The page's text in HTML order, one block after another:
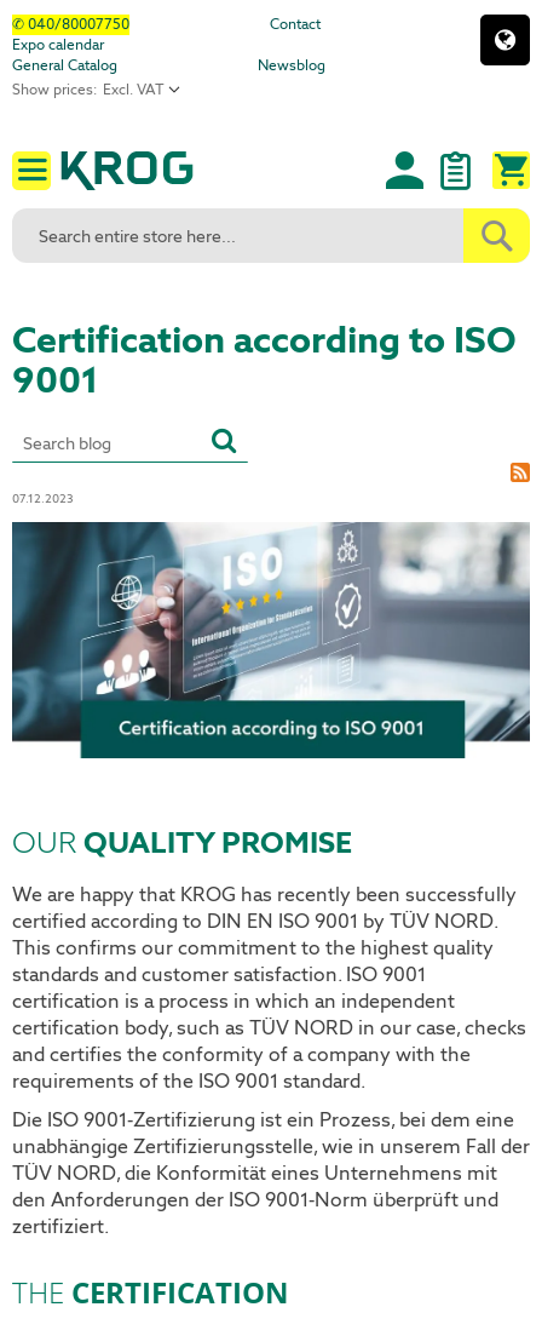
Skip
to
Content
✆ 040/80007750
Contact
Expo calendar
General Catalog
Newsblog
Show prices:
Certification according to ISO
9001
07.12.2023
OURQUALITY PROMISE
We are happy that KROG has recently been successfully
certified according to DIN EN ISO 9001 by TÜV NORD.
This confirms our commitment to the highest quality
standards and customer satisfaction. ISO 9001
certification is a process in which an independent
certification body, such as TÜV NORD in our case, checks
and certifies the conformity of a company with the
requirements of the ISO 9001 standard.
Die ISO 9001-Zertifizierung ist ein Prozess, bei dem eine
unabhängige Zertifizierungsstelle, wie in unserem Fall der
TÜV NORD, die Konformität eines Unternehmens mit
den Anforderungen der ISO 9001-Norm überprüft und
zertifiziert.
THE CERTIFICATION